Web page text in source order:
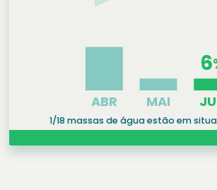
1/18 massas de água estão em